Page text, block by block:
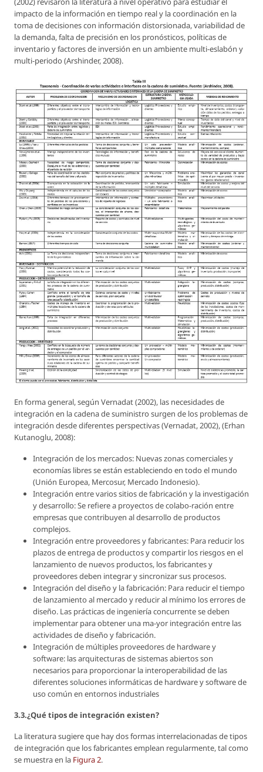
impacto de la información en tiempo real y la coordinación en la
toma de decisiones con información distorsionada, variabilidad de
la demanda, falta de precisión en los pronósticos, políticas de
inventario y factores de inversión en un ambiente multi-eslabón y
multi-periodo (Arshinder, 2008).
En forma general, según Vernadat (2002), las necesidades de
integración en la cadena de suministro surgen de los problemas de
integración desde diferentes perspectivas (Vernadat, 2002), (Erhan
Kutanoglu, 2008):
Integración de los mercados: Nuevas zonas comerciales y
economías libres se están estableciendo en todo el mundo
(Unión Europea, Mercosur, Mercado Indonesio).
Integración entre varios sitios de fabricación y la investigación
y desarrollo: Se refiere a proyectos de colabo-ración entre
empresas que contribuyen al desarrollo de productos
complejos.
Integración entre proveedores y fabricantes: Para reducir los
plazos de entrega de productos y compartir los riesgos en el
lanzamiento de nuevos productos, los fabricantes y
proveedores deben integrar y sincronizar sus procesos.
Integración del diseño y la fabricación: Para reducir el tiempo
de lanzamiento al mercado y reducir al mínimo los errores de
diseño. Las prácticas de ingeniería concurrente se deben
implementar para obtener una ma-yor integración entre las
actividades de diseño y fabricación.
Integración de múltiples proveedores de hardware y
software: las arquitecturas de sistemas abiertos son
necesarios para proporcionar la interoperabilidad de las
diferentes soluciones informáticas de hardware y software de
uso común en entornos industriales
3.3.¿Qué tipos de integración existen?
La literatura sugiere que hay dos formas interrelacionadas de tipos
de integración que los fabricantes emplean regularmente, tal como
se muestra en la Figura 2.